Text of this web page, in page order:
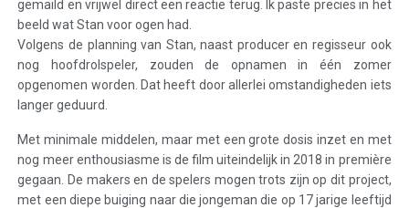
gemaild en vrijwel direct een reactie terug. Ik paste precies in het
beeld wat Stan voor ogen had.
Volgens de planning van Stan, naast producer en regisseur ook
nog hoofdrolspeler, zouden de opnamen in één zomer
opgenomen worden. Dat heeft door allerlei omstandigheden iets
langer geduurd.
Met minimale middelen, maar met een grote dosis inzet en met
nog meer enthousiasme is de film uiteindelijk in 2018 in première
gegaan. De makers en de spelers mogen trots zijn op dit project,
met een diepe buiging naar die jongeman die op 17 jarige leeftijd